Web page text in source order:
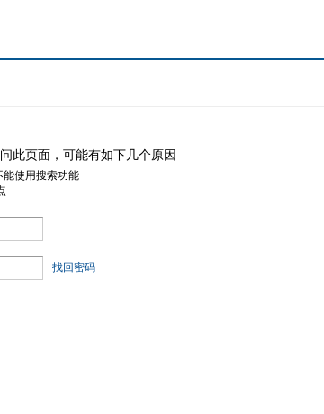
此页面，可能有如下几个原因
能使用搜索功能
找回密码